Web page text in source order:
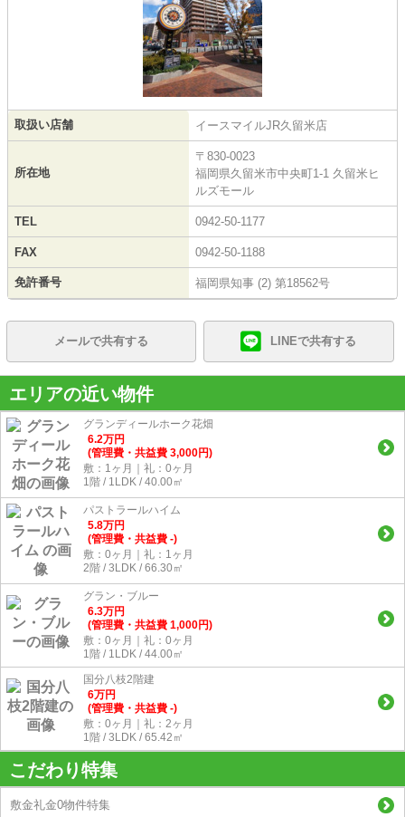
取扱い店舗 イースマイルJR久留米店
所在地
〒830-0023
福岡県久留米市中央町1-1 久留米ヒ
ルズモール
TEL 0942-50-1177
FAX 0942-50-1188
免許番号 福岡県知事 (2) 第18562号
メールで共有する LINEで共有する
エリアの近い物件
グランディールホーク花畑
6.2万円
(管理費・共益費 3,000円)
敷：1ヶ月｜礼：0ヶ月
1階 / 1LDK / 40.00㎡
パストラールハイム
5.8万円
(管理費・共益費 -)
敷：0ヶ月｜礼：1ヶ月
2階 / 3LDK / 66.30㎡
グラン・ブルー
6.3万円
(管理費・共益費 1,000円)
敷：0ヶ月｜礼：0ヶ月
1階 / 1LDK / 44.00㎡
国分八枝2階建
6万円
(管理費・共益費 -)
敷：0ヶ月｜礼：2ヶ月
1階 / 3LDK / 65.42㎡
こだわり特集
敷金礼金0物件特集